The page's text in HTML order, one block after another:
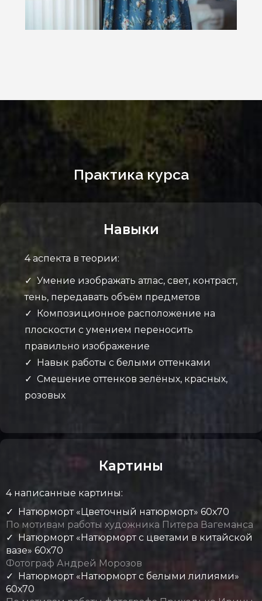
Практика курса
Навыки
4 аспекта в теории:
✓ Умение изображать атлас, свет, контраст,
тень, передавать объём предметов
✓ Композиционное расположение на
плоскости с умением переносить
правильно изображение
✓ Навык работы с белыми оттенками
✓ Смешение оттенков зелёных, красных,
розовых
Картины
4 написанные картины:
✓ Натюрморт «Цветочный натюрморт» 60х70
По мотивам работы художника Питера Вагеманса
✓ Натюрморт «Натюрморт с цветами в китайской
вазе» 60х70
Фотограф Андрей Морозов
✓ Натюрморт «Натюрморт с белыми лилиями»
60х70